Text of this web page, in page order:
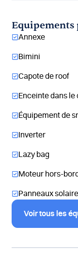
Equipements
Annexe
Bimini
Capote de roof
Enceinte dans le
Équipement de
Inverter
Lazy bag
Moteur hors-bord
Panneaux
Voir tous les